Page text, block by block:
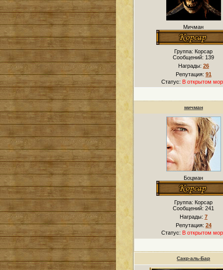
Мичман
Группа: Корсар
Сообщений: 139
Награды: 26
Репутация: 91
Статус: В открытом
мичман
Боцман
Группа: Корсар
Сообщений:241
Награды: 7
Репутация: 24
Статус: В открытом
Сакр-аль-Бар